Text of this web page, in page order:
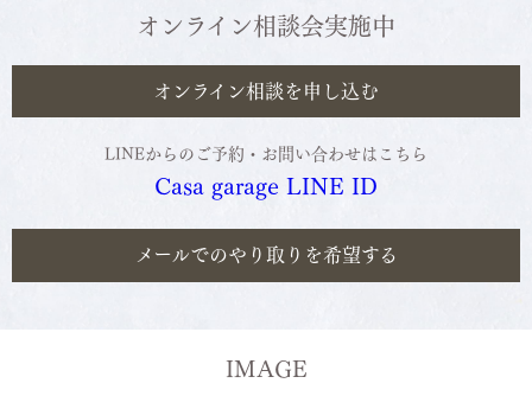
オンライン相談会実施中
オンライン相談を申し込む
LINEからのご予約・お問い合わせはこちら
Casa garage LINE ID
メールでのやり取りを希望する
IMAGE